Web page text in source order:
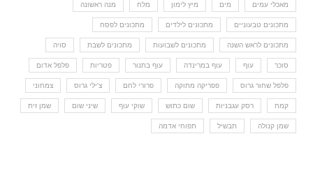
מאכלי עמים מים מיץ לימון מלח מנה ראשונה
מתכונים טבעוניים מתכונים לילדים מתכונים לפסח
מתכונים לראש השנה מתכונים לשבועות מתכונים לשבת סויה
סוכר עוף עוף במרינדה עוף בתנור פטריות פלפל אדום
פלפל שחור גרוס פפריקה מתוקה פרורי לחם צ'ילי גרוס צמחוני
קמח רסק עגבניות שום כתוש שוקי עוף שיני שום שמן זית
שמן קנולה תבשיל תפוחי אדמה